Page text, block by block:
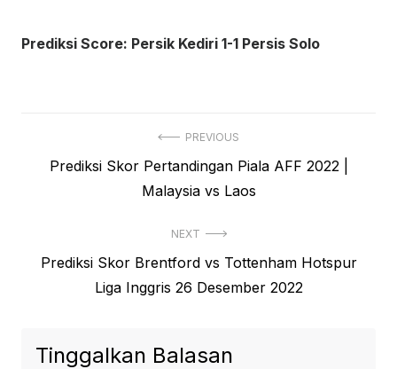
Prediksi Score: Persik Kediri 1-1 Persis Solo
pos
PREVIOUS
Previous
Prediksi Skor Pertandingan Piala AFF 2022 |
Malaysia vs Laos
NEXT
Next
Prediksi Skor Brentford vs Tottenham Hotspur
Liga Inggris 26 Desember 2022
Tinggalkan Balasan